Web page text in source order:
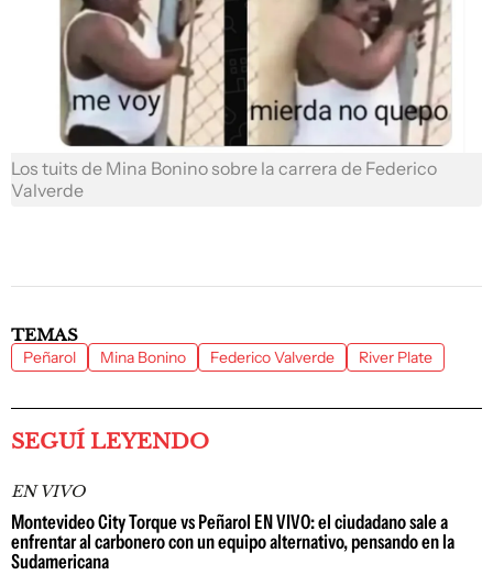
Los tuits de Mina Bonino sobre la carrera de Federico
Valverde
TEMAS
Peñarol Mina Bonino Federico Valverde River Plate
SEGUÍ LEYENDO
EN VIVO
Montevideo City Torque vs Peñarol EN VIVO: el ciudadano sale a
enfrentar al carbonero con un equipo alternativo, pensando en la
Sudamericana